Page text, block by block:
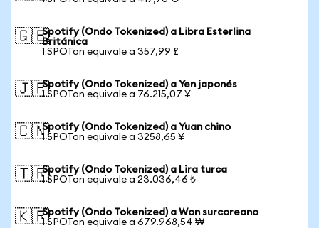
🇬🇧Spotify (Ondo Tokenized) a Libra Esterlina
Británica
1 SPOTon equivale a 357,99 £
🇯🇵Spotify (Ondo Tokenized) a Yen japonés
1 SPOTon equivale a 76.215,07 ¥
🇨🇳Spotify (Ondo Tokenized) a Yuan chino
1 SPOTon equivale a 3258,65 ¥
🇹🇷Spotify (Ondo Tokenized) a Lira turca
1 SPOTon equivale a 23.036,46 ₺
🇰🇷Spotify (Ondo Tokenized) a Won surcoreano
1 SPOTon equivale a 679.968,54 ₩